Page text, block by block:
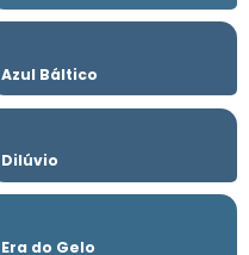
Azul Báltico
Dilúvio
Era do Gelo